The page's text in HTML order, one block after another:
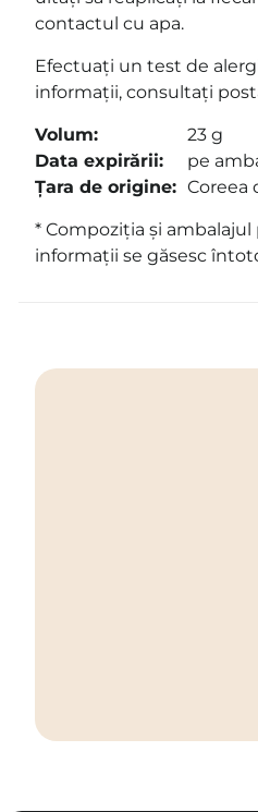
contactul cu apa.
Efectuați un test de
informații, consultați
Volum:
23 g
Data expirării:
pe
Țara de origine: Coreea
* Compoziția și
informații se găsesc